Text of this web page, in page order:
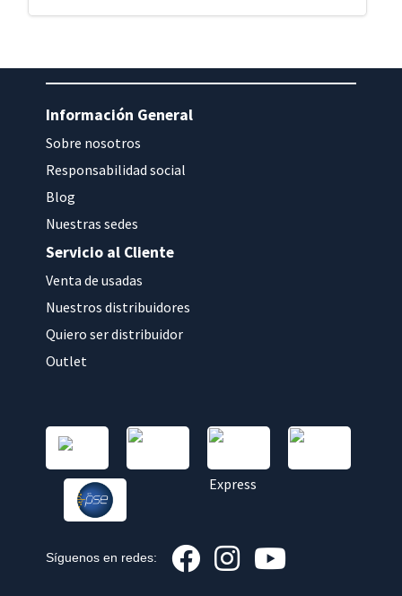
Información General
Sobre nosotros
Responsabilidad social
Blog
Nuestras sedes
Servicio al Cliente
Venta de usadas
Nuestros distribuidores
Quiero ser distribuidor
Outlet
Síguenos en redes: